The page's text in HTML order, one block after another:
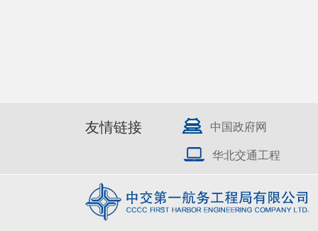
友情链接 中国政府网
华北交通工程